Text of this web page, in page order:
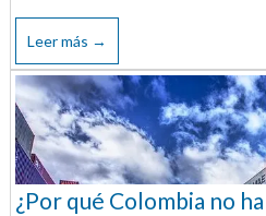
Leer más →
¿Por qué Colombia no